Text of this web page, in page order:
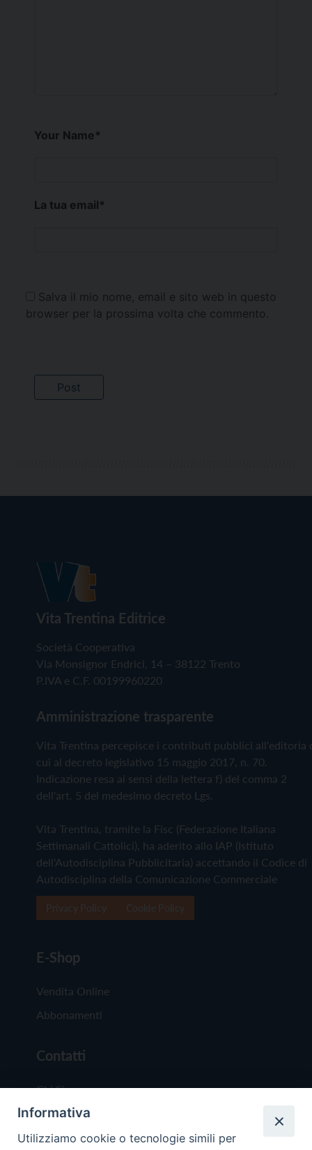
Your Name*
La tua email*
Salva il mio nome, email e sito web in questo
browser per la prossima volta che commento.
Vita Trentina Editrice
Società Cooperativa
Via Monsignor Endrici, 14 – 38122 Trento
P.IVA e C.F. 00199960220
Amministrazione trasparente
Vita Trentina percepisce i contributi pubblici all'editoria
cui al decreto legislativo 15 maggio 2017, n. 70.
Indicazione resa ai sensi della lettera f) del comma 2
dell'art. 5 del medesimo decreto Lgs.
Vita Trentina, tramite la Fisc (Federazione Italiana
Settimanali Cattolici), ha aderito allo IAP (Istituto
dell'Autodisciplina Pubblicitaria) accettando il Codice di
Autodisciplina della Comunicazione Commerciale
E-Shop
Vendita Online
Abbonamenti
Contatti
Chi Siamo
Redazione
Scrivici
Informativa
Utilizziamo cookie o tecnologie simili per